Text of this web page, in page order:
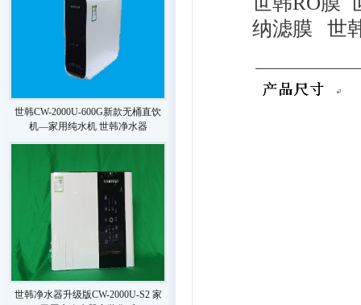
世韩CW-2000U-600G新款无桶直饮
机—家用纯水机 世韩净水器
世韩净水器升级版CW-2000U-S2 家
纳滤膜 世